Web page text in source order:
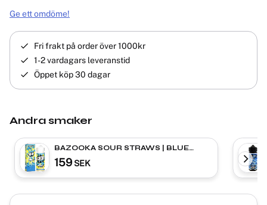
Ge ett omdöme!
Fri frakt på order över 1000kr
1-2 vardagars leveranstid
Öppet köp 30 dagar
Andra smaker
BAZOOKA SOUR STRAWS | BLUE
RASPBERRY | Shortfill
159 SEK